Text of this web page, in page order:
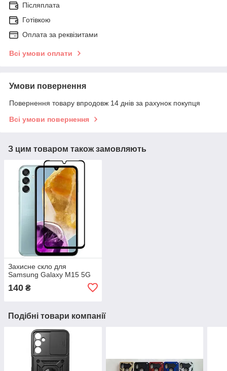
Післяплата
Готівкою
Оплата за реквізитами
Всі умови оплати
Умови повернення
Повернення товару впродовж 14 днів за рахунок покупця
Всі умови повернення
З цим товаром також замовляють
Захисне скло для
Samsung Galaxy M15 5G
140 ₴
Подібні товари компанії